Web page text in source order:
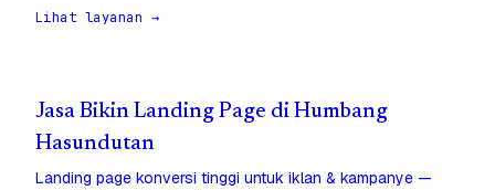
Lihat layanan →
Jasa Bikin Landing Page di Humbang
Hasundutan
Landing page konversi tinggi untuk iklan & kampanye —